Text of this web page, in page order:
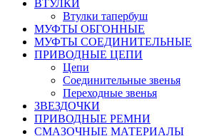
ВТУЛКИ
Втулки тапербуш
МУФТЫ ОБГОННЫЕ
МУФТЫ СОЕДИНИТЕЛЬНЫЕ
ПРИВОДНЫЕ ЦЕПИ
Цепи
Соединительные звенья
Переходные звенья
ЗВЕЗДОЧКИ
ПРИВОДНЫЕ РЕМНИ
СМАЗОЧНЫЕ МАТЕРИАЛЫ